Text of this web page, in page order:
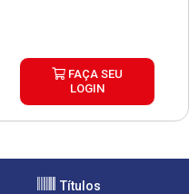
FAÇA SEU
LOGIN
Títulos